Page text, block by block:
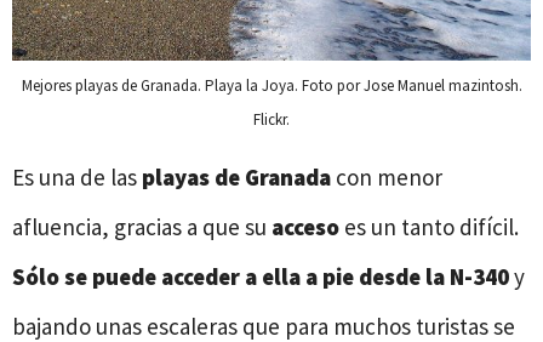
Mejores playas de Granada. Playa la Joya. Foto por Jose Manuel mazintosh.
Flickr.
Es una de las playas de Granada con menor
afluencia, gracias a que su acceso es un tanto difícil.
Sólo se puede acceder a ella a pie desde la N-340y
bajando unas escaleras que para muchos turistas se